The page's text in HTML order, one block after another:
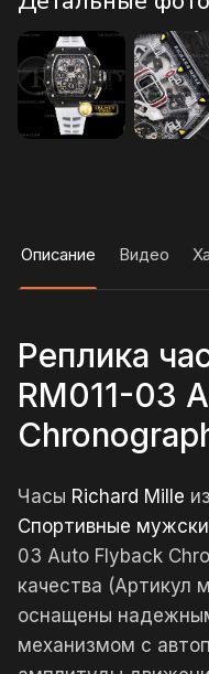
Описание Видео
Реплика
RM011-03
Часы Richard Mille
Спортивные
03 Auto Flyback
качества (Артикул
оснащены
механизмом с